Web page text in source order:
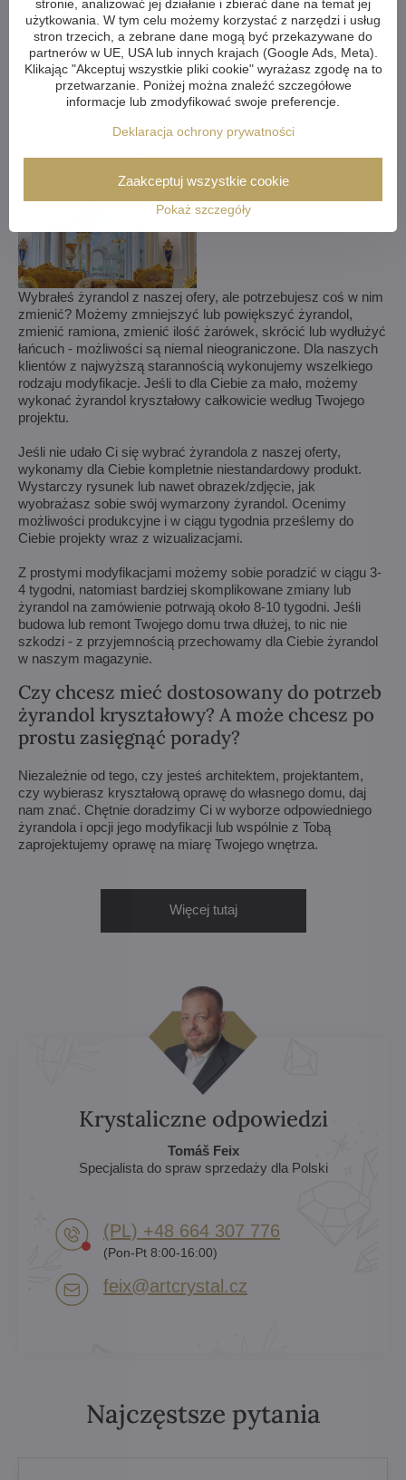
Wybrałeś żyrandol z naszej ofery, ale potrzebujesz coś w nim
zmienić? Możemy zmniejszyć lub powiększyć żyrandol,
zmienić ramiona, zmienić ilość żarówek, skrócić lub wydłużyć
łańcuch - możliwości są niemal nieograniczone. Dla naszych
klientów z najwyższą starannością wykonujemy wszelkiego
rodzaju modyfikacje. Jeśli to dla Ciebie za mało, możemy
wykonać żyrandol kryształowy całkowicie według Twojego
projektu.
Jeśli nie udało Ci się wybrać żyrandola z naszej oferty,
wykonamy dla Ciebie kompletnie niestandardowy produkt.
Wystarczy rysunek lub nawet obrazek/zdjęcie, jak
wyobrażasz sobie swój wymarzony żyrandol. Ocenimy
możliwości produkcyjne i w ciągu tygodnia prześlemy do
Ciebie projekty wraz z wizualizacjami.
Z prostymi modyfikacjami możemy sobie poradzić w ciągu 3-
4 tygodni, natomiast bardziej skomplikowane zmiany lub
żyrandol na zamówienie potrwają około 8-10 tygodni. Jeśli
budowa lub remont Twojego domu trwa dłużej, to nic nie
szkodzi - z przyjemnością przechowamy dla Ciebie żyrandol
w naszym magazynie.
Czy chcesz mieć dostosowany do potrzeb
żyrandol kryształowy? A może chcesz po
prostu zasięgnąć porady?
Niezależnie od tego, czy jesteś architektem, projektantem,
czy wybierasz kryształową oprawę do własnego domu, daj
nam znać. Chętnie doradzimy Ci w wyborze odpowiedniego
żyrandola i opcji jego modyfikacji lub wspólnie z Tobą
zaprojektujemy oprawę na miarę Twojego wnętrza.
Więcej tutaj
Krystaliczne odpowiedzi
Tomáš Feix
Specjalista do spraw sprzedaży dla Polski
(PL) +48 664 307 776
(Pon-Pt 8:00-16:00)
feix​@artcrystal​.cz
Najczęstsze pytania
stronie, analizować jej działanie i zbierać dane na temat jej
użytkowania. W tym celu możemy korzystać z narzędzi i usług
stron trzecich, a zebrane dane mogą być przekazywane do
partnerów w UE, USA lub innych krajach (Google Ads, Meta).
Klikając "Akceptuj wszystkie pliki cookie" wyrażasz zgodę na to
przetwarzanie. Poniżej można znaleźć szczegółowe
informacje lub zmodyfikować swoje preferencje.
Deklaracja ochrony prywatności
Pokaż szczegóły
Zaakceptuj wszystkie cookie